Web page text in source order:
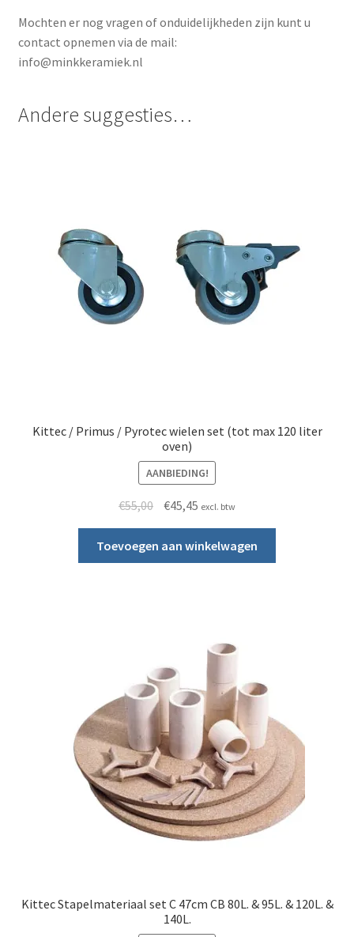
Mochten er nog vragen of onduidelijkheden zijn kunt u
contact opnemen via de mail:
info@minkkeramiek.nl
Andere suggesties…
Kittec / Primus / Pyrotec wielen set (tot max 120 liter
oven)
AANBIEDING!
€55,00 Oorspronkelijke prijs was: €55,00.
€45,45Huidige prijs is: €45,45.
excl. btw
Toevoegen aan winkelwagen
Kittec Stapelmateriaal set C 47cm CB 80L. & 95L. & 120L. &
140L.